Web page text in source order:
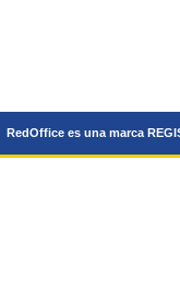
RedOffice es una marca